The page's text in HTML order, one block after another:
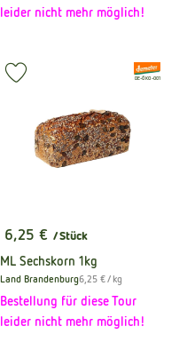
leider nicht mehr möglich!
, Preis:
6,25 € / Stück
ML Sechskorn 1kg
, Herkunft:
Land Brandenburg, Referenzpreis:
6,25 €/ kg
Bestellung für diese Tour
leider nicht mehr möglich!
, Verband:
, Kontrollstelle:
DE-ÖKO-001
Produkt zu Favouriten hinzufügen